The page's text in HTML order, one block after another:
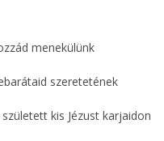
menekülünk
szeretetének
kis Jézust karjaidon